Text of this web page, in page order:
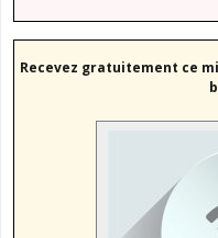
Recevez gratuitement ce